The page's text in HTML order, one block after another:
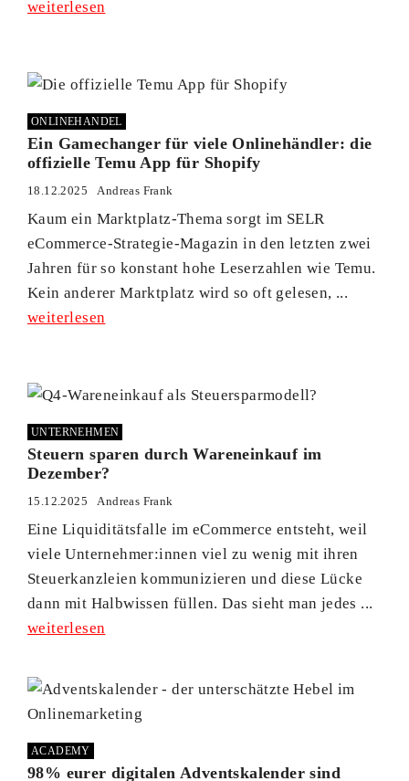
weiterlesen
ONLINEHANDEL
Ein Gamechanger für viele Onlinehändler: die
offizielle Temu App für Shopify
18.12.2025 Andreas Frank
Kaum ein Marktplatz-Thema sorgt im SELR
eCommerce-Strategie-Magazin in den letzten zwei
Jahren für so konstant hohe Leserzahlen wie Temu.
Kein anderer Marktplatz wird so oft gelesen, ...
weiterlesen
UNTERNEHMEN
Steuern sparen durch Wareneinkauf im
Dezember?
15.12.2025 Andreas Frank
Eine Liquiditätsfalle im eCommerce entsteht, weil
viele Unternehmer:innen viel zu wenig mit ihren
Steuerkanzleien kommunizieren und diese Lücke
dann mit Halbwissen füllen. Das sieht man jedes ...
weiterlesen
ACADEMY
98% eurer digitalen Adventskalender sind